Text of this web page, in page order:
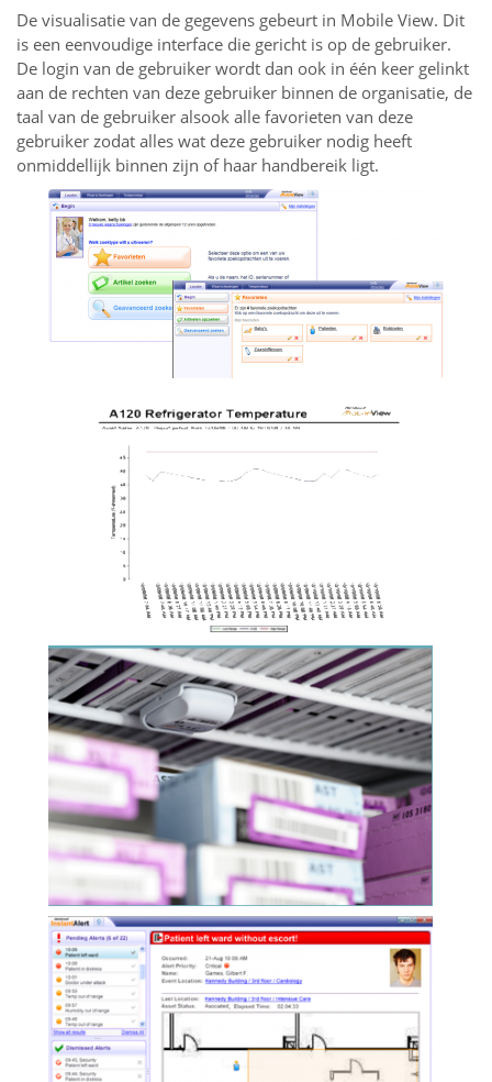
De visualisatie van de gegevens gebeurt in Mobile View. Dit
is een eenvoudige interface die gericht is op de gebruiker.
De login van de gebruiker wordt dan ook in één keer gelinkt
aan de rechten van deze gebruiker binnen de organisatie, de
taal van de gebruiker alsook alle favorieten van deze
gebruiker zodat alles wat deze gebruiker nodig heeft
onmiddellijk binnen zijn of haar handbereik ligt.